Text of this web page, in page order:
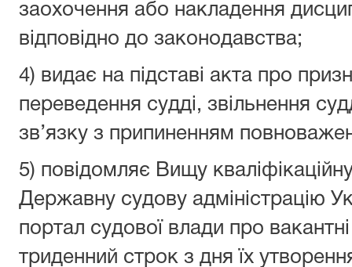
заохочення або накладення
відповідно до законодавства;
4) видає на підставі акта про
переведення судді, звільнення
зв’язку з припиненням
5) повідомляє Вищу
Державну судову адміністрацію
портал судової влади про
триденний строк з дня їх